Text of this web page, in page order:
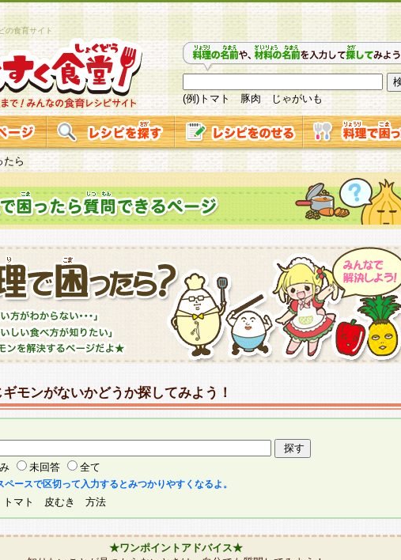
の食育サイト
(例)トマト 豚肉 じゃがいも
たら
ギモンがないかどうか探してみよう！
未回答 全て
ペースで区切って入力するとみつかりやすくなるよ。
ト 皮むき 方法
★ワンポイントアドバイス★